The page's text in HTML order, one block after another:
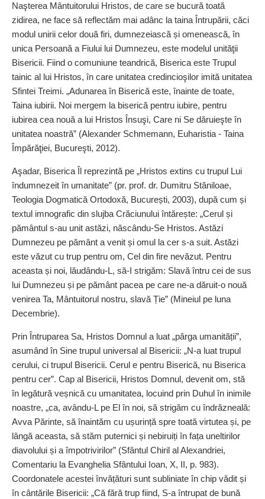
Naşterea Mântuitorului Hristos, de care se bucură toată
zidirea, ne face să reflectăm mai adânc la taina Întrupării, căci
modul unirii celor două firi, dumnezeiască și omenească, în
unica Persoană a Fiului lui Dumnezeu, este modelul unităţii
Bisericii. Fiind o comuniune teandrică, Biserica este Trupul
tainic al lui Hristos, în care unitatea credincioşilor imită unitatea
Sfintei Treimi. „Adunarea în Biserică este, înainte de toate,
Taina iubirii. Noi mergem la biserică pentru iubire, pentru
iubirea cea nouă a lui Hristos Însuşi, Care ni Se dăruieşte în
unitatea noastră” (Alexander Schmemann, Euharistia - Taina
Împărăţiei, Bucureşti, 2012).
Aşadar, Biserica Îl reprezintă pe „Hristos extins cu trupul Lui
îndumnezeit în umanitate” (pr. prof. dr. Dumitru Stăniloae,
Teologia Dogmatică Ortodoxă, București, 2003), după cum și
textul imnografic din slujba Crăciunului întărește: „Cerul și
pământul s-au unit astăzi, născându-Se Hristos. Astăzi
Dumnezeu pe pământ a venit și omul la cer s-a suit. Astăzi
este văzut cu trup pentru om, Cel din fire nevăzut. Pentru
aceasta și noi, lăudându-L, să-I strigăm: Slavă întru cei de sus
lui Dumnezeu și pe pământ pacea pe care ne-a dăruit-o nouă
venirea Ta, Mântuitorul nostru, slavă Ție” (Mineiul pe luna
Decembrie).
Prin Întruparea Sa, Hristos Domnul a luat „pârga umanității”,
asumând în Sine trupul universal al Bisericii: „N-a luat trupul
cerului, ci trupul Bisericii. Cerul e pentru Biserică, nu Biserica
pentru cer”. Cap al Bisericii, Hristos Domnul, devenit om, stă
în legătură veșnică cu umanitatea, locuind prin Duhul în inimile
noastre, „ca, avându-L pe El în noi, să strigăm cu îndrăzneală:
Avva Părinte, să înaintăm cu ușu­rință spre toată virtutea și, pe
lângă aceasta, să stăm puternici și nebi­ruiți în fața uneltirilor
diavolului și a împotrivirilor” (Sfântul Chiril al Alexandriei,
Comentariu la Evanghelia Sfântului Ioan, X, II, p. 983).
Coordonatele acestei învă­ță­turi sunt subliniate în chip vădit și
în cântările Bisericii: „Că fără trup fiind, S-a întrupat de bună